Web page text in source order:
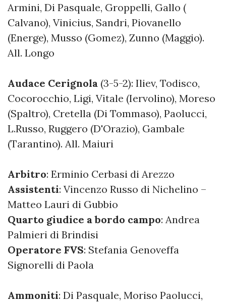
Armini, Di Pasquale, Groppelli, Gallo (
Calvano), Vinicius, Sandri, Piovanello
(Energe), Musso (Gomez), Zunno (Maggio).
All. Longo
Audace Cerignola (3-5-2): Iliev, Todisco,
Cocorocchio, Ligi, Vitale (Iervolino), Moreso
(Spaltro), Cretella (Di Tommaso), Paolucci,
L.Russo, Ruggero (D'Orazio), Gambale
(Tarantino). All. Maiuri
Arbitro: Erminio Cerbasi di Arezzo
Assistenti: Vincenzo Russo di Nichelino –
Matteo Lauri di Gubbio
Quarto giudice a bordo campo: Andrea
Palmieri di Brindisi
Operatore FVS: Stefania Genoveffa
Signorelli di Paola
Ammoniti: Di Pasquale, Moriso Paolucci,